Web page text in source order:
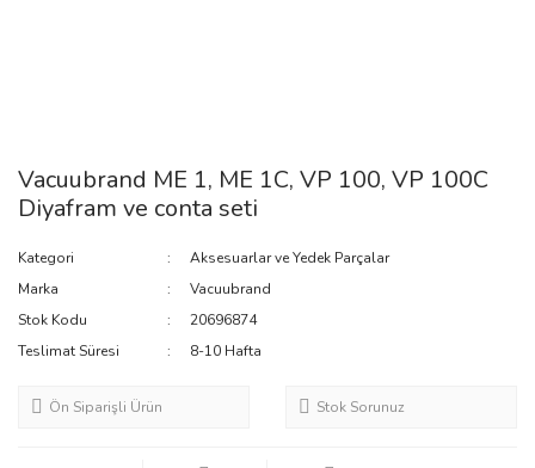
Vacuubrand ME 1, ME 1C, VP 100, VP 100C
Diyafram ve conta seti
Kategori
Aksesuarlar ve Yedek Parçalar
Marka
Vacuubrand
Stok Kodu
20696874
Teslimat Süresi
8-10 Hafta
Ön Siparişli Ürün Stok Sorunuz